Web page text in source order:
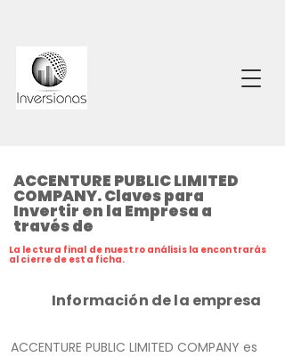
ACCENTURE PUBLIC LIMITED
COMPANY. Claves para
Invertir en la Empresa a
través de
La lectura final de nuestro análisis la encontrarás
al cierre de esta ficha.
Información de la empresa
ACCENTURE PUBLIC LIMITED COMPANY es